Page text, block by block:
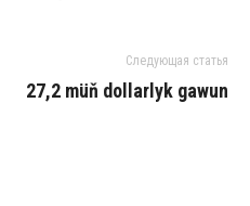
Следующая статья
27,2 müň dol­lar­lyk ga­wun